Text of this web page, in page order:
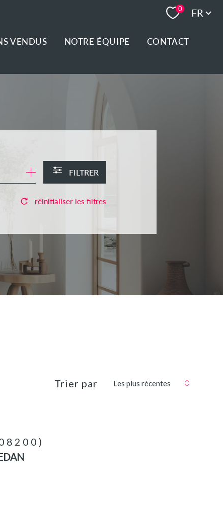
0 FR
VENDUS NOTRE ÉQUIPE CONTACT
FILTRER
réinitialiser les filtres
Trier par Les plus récentes